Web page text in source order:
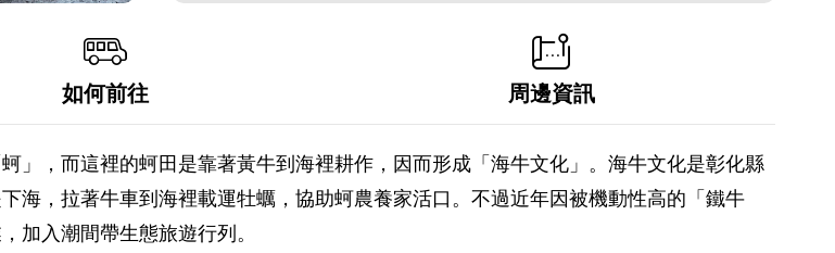
如何前往 周邊資訊
」，而這裡的蚵田是靠著黃牛到海裡耕作，因而形成「海牛文化」。海牛文化是彰化縣
海，拉著牛車到海裡載運牡蠣，協助蚵農養家活口。不過近年因被機動性高的「鐵牛
加入潮間帶生態旅遊行列。